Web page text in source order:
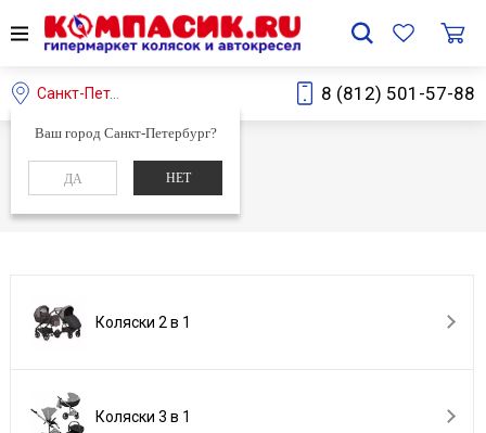
Санкт-Петербург
Ваш город Санкт-Петербург?
ДА НЕТ
8 (812) 501-57-88
Главная Каталог
Каталог
Коляски 2 в 1
Коляски 3 в 1